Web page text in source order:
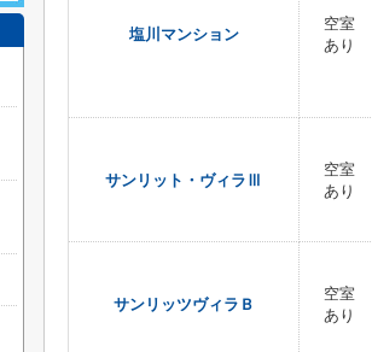
塩川マンション
空室
あり
サンリット・ヴィラⅢ
空室
あり
サンリッツヴィラＢ
空室
あり